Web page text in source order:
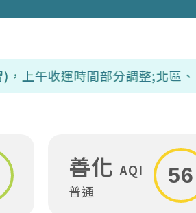
調整;北區、東區、南區、下
善化 AQI
普通
56